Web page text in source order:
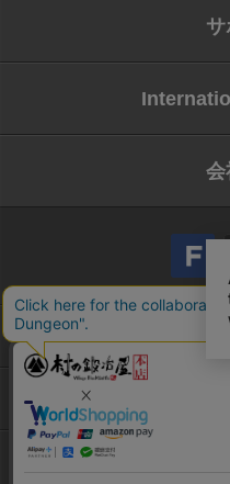
サ
会
会社概要
お問い合わせ
特定商取引法に基づく表示